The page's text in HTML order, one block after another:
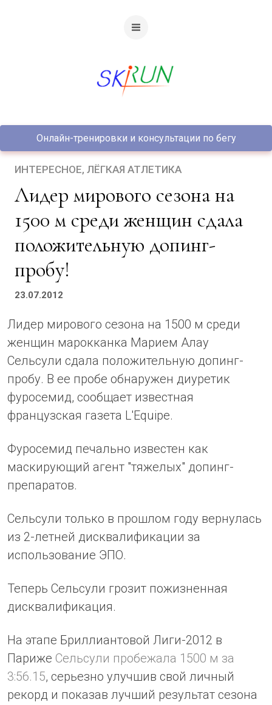
Онлайн-тренировки и консультации по бегу
ИНТЕРЕСНОЕ ЛЁГКАЯ АТЛЕТИКА
Лидер мирового сезона на
1500 м среди женщин сдала
положительную допинг-
пробу!
23.07.2012
Лидер мирового сезона на 1500 м среди
женщин марокканка Марием Алау
Сельсули сдала положительную допинг-
пробу. В ее пробе обнаружен диуретик
фуросемид, сообщает известная
французская газета L'Equipe.
Фуросемид печально известен как
маскирующий агент "тяжелых" допинг-
препаратов.
Сельсули только в прошлом году вернулась
из 2-летней дисквалификации за
использование ЭПО.
Теперь Сельсули грозит пожизненная
дисквалификация.
На этапе Бриллиантовой Лиги-2012 в
Париже Сельсули пробежала 1500 м за
3:56.15, серьезно улучшив свой личный
рекорд и показав лучший результат сезона